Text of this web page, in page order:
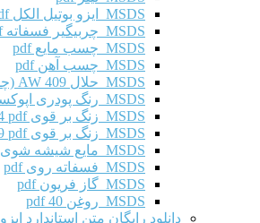
MSDS ایزو بوتیل الکل pdf
MSDS چربیگیر فسفاته pdf
MSDS چسب مایع pdf
MSDS چسب آهن pdf
MSDS حلال AW 409 (چسب) pdf
MSDS رنگ پودری اپوکسی pdf
MSDS زنگ بر قوی CD364 pdf
MSDS زنگ بر قوی CD389 pdf
MSDS مایع شیشه شوی pdf
MSDS فسفاته روی pdf
MSDS گاز فریون pdf
MSDS روغن 40 pdf
دانلود رایگان متن استاندارد ایزو ۹۰۰۱ ویرایش ۲۰۱۵